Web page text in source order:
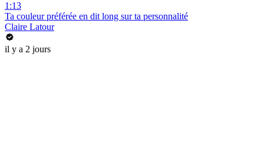
1:13
Ta couleur préférée en dit long sur ta personnalité
Claire Latour
il y a 2 jours